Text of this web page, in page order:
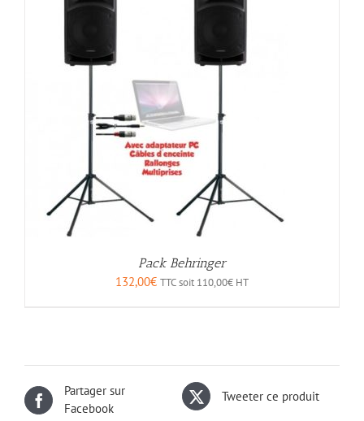
Pack Behringer
132,00€ TTC soit 110,00€ HT
Partager sur
Facebook
Tweeter ce produit